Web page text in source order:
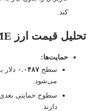
کند.
تحلیل قیمت ارز
حمایت‌ها:
سطح ۰.۰۴۸۷ دلار
می‌شود.​
سطوح حمایتی بعدی
دارند.​